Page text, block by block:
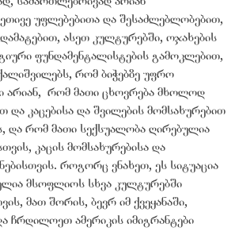
უფლებებითა და შესაძლებლობებით,
ასეთ კულტურებში, ოჯახების
ფუნდამენტალისტების გამოკლებით,
რომ ბიჭებზე უფრო
არიან, რომ მათი ცხოვრება მხოლოდ
და კაცებისა და შვილების მომსახურებით
და რომ მათი სექსუალობა ღირებულია
კაცის მომსახურებისა და
როგორც ვნახეთ, ეს სიტუაცია
მსოფლიოს სხვა კულტურებში
მათ შორის, ბევრ იმ ქვეყანაში,
ჩრდილოეთ ამერიკის იმიგრანტები